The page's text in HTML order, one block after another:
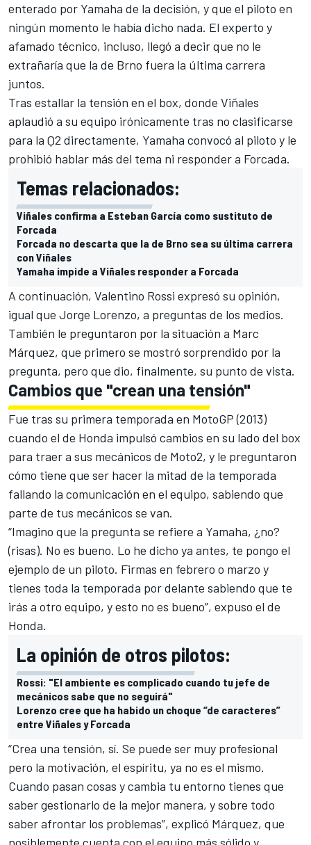
enterado por Yamaha de la decisión, y que el piloto en
ningún momento le había dicho nada. El experto y
afamado técnico, incluso, llegó a decir que no le
extrañaría que la de Brno fuera la última carrera
juntos.
Tras estallar la tensión en el box, donde Viñales
aplaudió a su equipo irónicamente tras no clasificarse
para la Q2 directamente, Yamaha convocó al piloto y le
prohibió hablar más del tema ni responder a Forcada.
Temas relacionados:
Viñales confirma a Esteban García como sustituto de
Forcada
Forcada no descarta que la de Brno sea su última carrera
con Viñales
Yamaha impide a Viñales responder a Forcada
A continuación, Valentino Rossi expresó su opinión,
igual que Jorge Lorenzo, a preguntas de los medios.
También le preguntaron por la situación a Marc
Márquez, que primero se mostró sorprendido por la
pregunta, pero que dio, finalmente, su punto de vista.
Cambios que "crean una tensión"
Fue tras su primera temporada en MotoGP (2013)
cuando el de Honda impulsó cambios en su lado del box
para traer a sus mecánicos de Moto2, y le preguntaron
cómo tiene que ser hacer la mitad de la temporada
fallando la comunicación en el equipo, sabiendo que
parte de tus mecánicos se van.
“Imagino que la pregunta se refiere a Yamaha, ¿no?
(risas). No es bueno. Lo he dicho ya antes, te pongo el
ejemplo de un piloto. Firmas en febrero o marzo y
tienes toda la temporada por delante sabiendo que te
irás a otro equipo, y esto no es bueno”, expuso el de
Honda.
La opinión de otros pilotos:
Rossi: "El ambiente es complicado cuando tu jefe de
mecánicos sabe que no seguirá"
Lorenzo cree que ha habido un choque “de caracteres”
entre Viñales y Forcada
“Crea una tensión, sí. Se puede ser muy profesional
pero la motivación, el espíritu, ya no es el mismo.
Cuando pasan cosas y cambia tu entorno tienes que
saber gestionarlo de la mejor manera, y sobre todo
saber afrontar los problemas”, explicó Márquez, que